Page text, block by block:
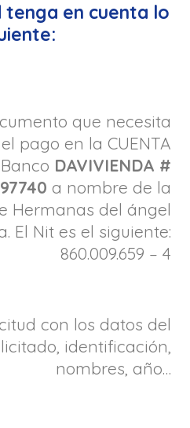
tenga en cuenta lo
que necesita
pago en la CUENTA
DAVIVIENDA #
a nombre de la
Hermanas del ángel
El Nit es el siguiente:
860.009.659 – 4
con los datos del
identificación,
nombres, año…